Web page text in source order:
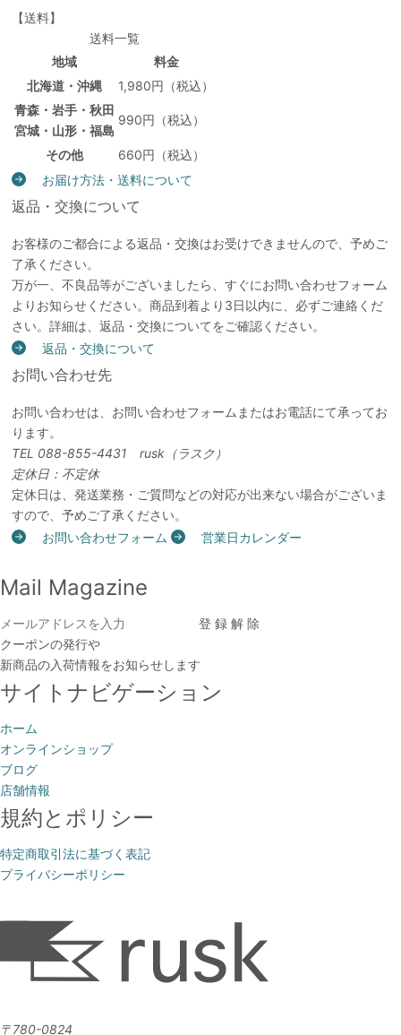
【送料】
送料一覧
地域
料金
北海道・沖縄
1,980円（税込）
青森・岩手・秋田
宮城・山形・福島
990円（税込）
その他
660円（税込）
お届け方法・送料について
返品・交換について
お客様のご都合による返品・交換はお受けできませんので、予めご
了承ください。
万が一、不良品等がございましたら、すぐにお問い合わせフォーム
よりお知らせください。商品到着より3日以内に、必ずご連絡くだ
さい。詳細は、返品・交換についてをご確認ください。
返品・交換について
お問い合わせ先
お問い合わせは、お問い合わせフォームまたはお電話にて承ってお
ります。
TEL 088-855-4431 rusk（ラスク）
定休日：不定休
定休日は、発送業務・ご質問などの対応が出来ない場合がございま
すので、予めご了承ください。
お問い合わせフォーム
営業日カレンダー
Mail Magazine
クーポンの発行や
新商品の入荷情報をお知らせします
サイトナビゲーション
ホーム
オンラインショップ
ブログ
店舗情報
規約とポリシー
特定商取引法に基づく表記
プライバシーポリシー
〒780-0824